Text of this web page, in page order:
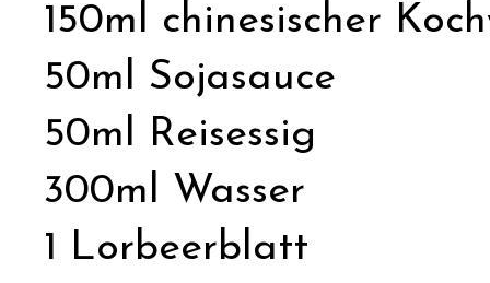
150ml chinesischer
50ml Sojasauce
50ml Reisessig
300ml Wasser
1 Lorbeerblatt